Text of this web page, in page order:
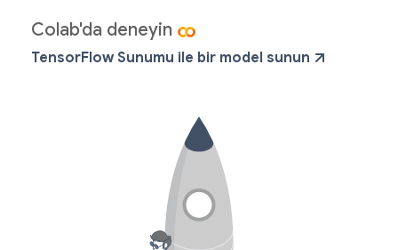
Colab'da deneyin
TensorFlow Sunumu ile bir model sunun